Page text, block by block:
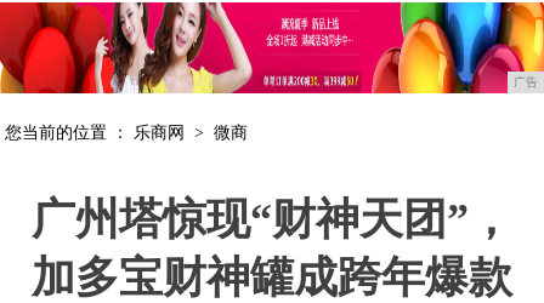
广告
您当前的位置 ： 乐商网 >微商
广州塔惊现“财神天团”，
加多宝财神罐成跨年爆款